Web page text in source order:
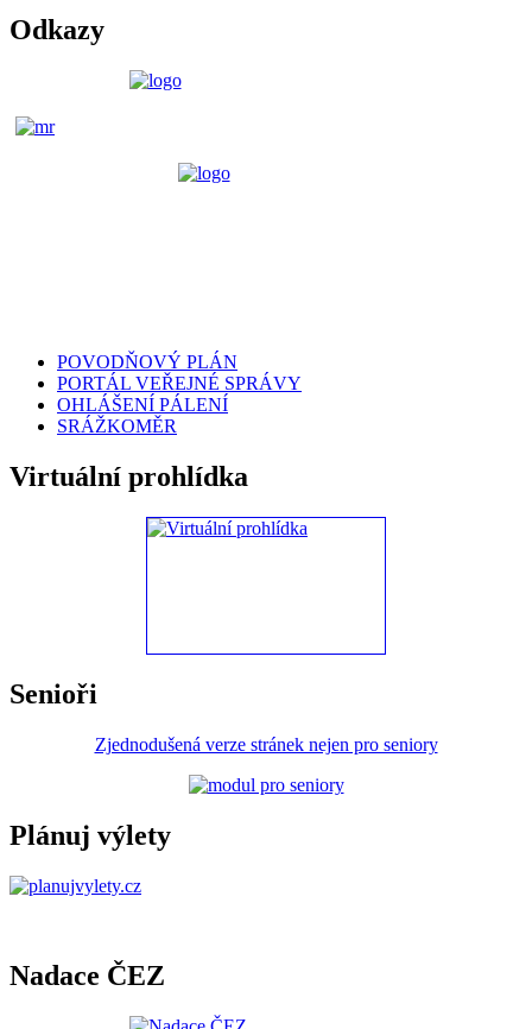
Odkazy
POVODŇOVÝ PLÁN
PORTÁL VEŘEJNÉ SPRÁVY
OHLÁŠENÍ PÁLENÍ
SRÁŽKOMĚR
Virtuální prohlídka
Senioři
Zjednodušená verze stránek nejen pro seniory
Plánuj výlety
Nadace ČEZ